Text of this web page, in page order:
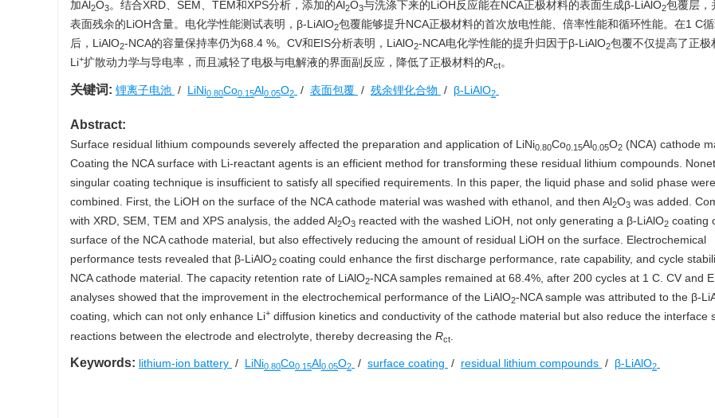
加Al2O3。结合XRD、SEM、TEM和XPS分析，添加的Al2O3与洗涤下来的LiOH反应能在NCA正极材料的表面生成β-LiAlO2包覆层，
表面残余的LiOH含量。电化学性能测试表明，β-LiAlO2包覆能够提升NCA正极材料的首次放电性能、倍率性能和循环性能。在1 C
后，LiAlO2-NCA的容量保持率仍为68.4 %。CV和EIS分析表明，LiAlO2-NCA电化学性能的提升归因于β-LiAlO2包覆不仅提高了正极
Li+扩散动力学与导电率，而且减轻了电极与电解液的界面副反应，降低了正极材料的Rct。
关键词: 锂离子电池 / LiNi0.80Co0.15Al0.05O2 / 表面包覆 / 残余锂化合物 / β-LiAlO2
Abstract:
Surface residual lithium compounds severely affected the preparation and application of LiNi0.80Co0.15Al0.05O2 (NCA) cathode
Coating the NCA surface with Li-reactant agents is an efficient method for transforming these residual lithium compounds.
singular coating technique is insufficient to satisfy all specified requirements. In this paper, the liquid phase and solid phase were
combined. First, the LiOH on the surface of the NCA cathode material was washed with ethanol, and then Al2O3 was added.
with XRD, SEM, TEM and XPS analysis, the added Al2O3 reacted with the washed LiOH, not only generating a β-LiAlO2 coating
surface of the NCA cathode material, but also effectively reducing the amount of residual LiOH on the surface. Electrochemical
performance tests revealed that β-LiAlO2 coating could enhance the first discharge performance, rate capability, and cycle
NCA cathode material. The capacity retention rate of LiAlO2-NCA samples remained at 68.4%, after 200 cycles at 1 C. CV and
analyses showed that the improvement in the electrochemical performance of the LiAlO2-NCA sample was attributed to the β-
coating, which can not only enhance Li+ diffusion kinetics and conductivity of the cathode material but also reduce the interface
reactions between the electrode and electrolyte, thereby decreasing the Rct
Keywords: lithium-ion battery / LiNi0.80Co0.15Al0.05O2 / surface coating / residual lithium compounds / β-LiAlO2